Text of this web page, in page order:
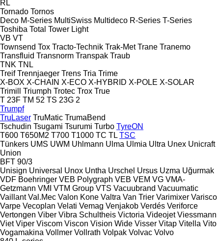
RL
Tornado Tornos
Deco M-Series MultiSwiss Multideco R-Series T-Series
Toshiba Total Tower Light
VB VT
Townsend Tox Tracto-Technik Trak-Met Trane Tranemo
Transfluid Transnorm Transpak Traub
TNK TNL
Treif Trennjaeger Trens Tria Trime
X-BOX X-CHAIN X-ECO X-HYBRID X-POLE X-SOLAR
Trimill
Triumph Trotec Trox True
T 23F TM 52 TS 23G 2
Trumpf
TruLaser TruMatic TrumaBend
Tschudin Tsugami Tsurumi Turbo TyreON
T600 T650M2 T700 T1000 TC TL TSC
Tünkers UMS UWM Uhlmann Ulma Ulmia Ultra Unex Unicraft
Union
BFT 90/3
Unisign Universal Unox Untha Urschel Ursus Uzma Uğurmak
VDF Boehringer VEB Polygraph VEB VEM VG VMA-
Getzmann VMI VTM Group VTS Vacuubrand Vacuumatic
Vaillant Val.Mec Valon Kone Valtra Van Trier Varimixer Varisco
Varpe Vecoplan Velati Vemag Venjakob Verdés Veriforce
Vertongen Viber Vibra Schultheis Victoria Videojet Viessmann
Viet Viper Viscom Viscon Vision Wide Visser Vitap Vitella Vito
Vogamakina Vollmer Vollrath Volpak Volvac Volvo